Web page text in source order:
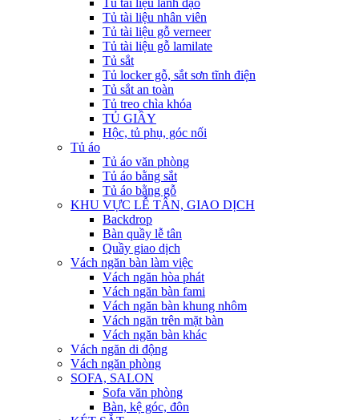
Tủ tài liệu lãnh đạo
Tủ tài liệu nhân viên
Tủ tài liệu gỗ verneer
Tủ tài liệu gỗ lamilate
Tủ sắt
Tủ locker gỗ, sắt sơn tĩnh điện
Tủ sắt an toàn
Tủ treo chìa khóa
TỦ GIẦY
Hộc, tủ phụ, góc nối
Tủ áo
Tủ áo văn phòng
Tủ áo bằng sắt
Tủ áo bằng gỗ
KHU VỰC LỄ TÂN, GIAO DỊCH
Backdrop
Bàn quầy lễ tân
Quầy giao dịch
Vách ngăn bàn làm việc
Vách ngăn hòa phát
Vách ngăn bàn fami
Vách ngăn bàn khung nhôm
Vách ngăn trên mặt bàn
Vách ngăn bàn khác
Vách ngăn di động
Vách ngăn phòng
SOFA, SALON
Sofa văn phòng
Bàn, kệ góc, đôn